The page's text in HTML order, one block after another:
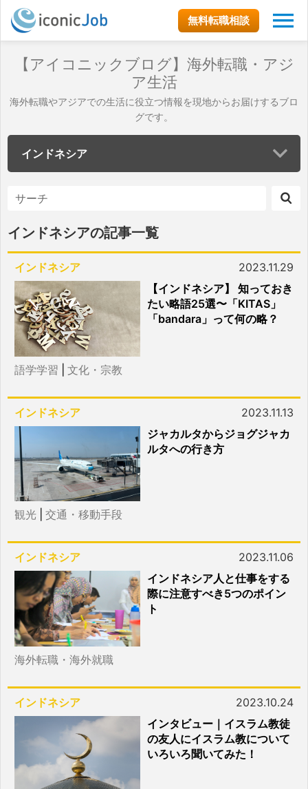
無料転職相談
【アイコニックブログ】海外転職・アジ
ア生活
海外転職やアジアでの生活に役立つ情報を現地からお届けするブロ
グです。
インドネシア
インドネシアの記事一覧
インドネシア
2023.11.29
【インドネシア】 知っておき
たい略語25選〜「KITAS」
「bandara」って何の略？
語学学習 文化・宗教
インドネシア
2023.11.13
ジャカルタからジョグジャカ
ルタへの行き方
観光 交通・移動手段
インドネシア
2023.11.06
インドネシア人と仕事をする
際に注意すべき5つのポイン
ト
海外転職・海外就職
インドネシア
2023.10.24
インタビュー｜イスラム教徒
の友人にイスラム教について
いろいろ聞いてみた！